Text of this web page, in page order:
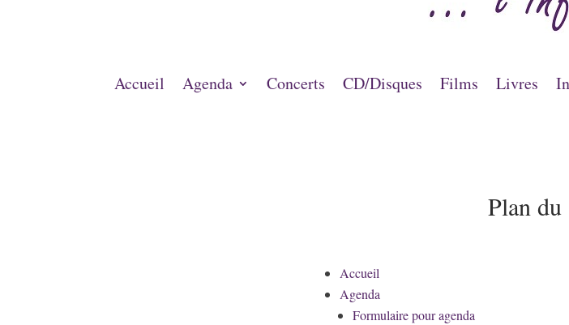
Accueil Agenda Concerts CD/Disques Films Livres
Plan du
Accueil
Agenda
Formulaire pour agenda